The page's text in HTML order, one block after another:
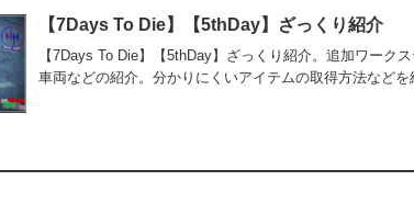
【7Days To Die】【5thDay】ざっくり紹介
【7Days To Die】【5thDay】ざっくり紹介。追加ワーク
車両などの紹介。分かりにくいアイテムの取得方法などを